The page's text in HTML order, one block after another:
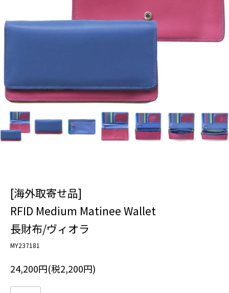
[海外取寄せ品]
RFID Medium Matinee Wallet
長財布/ヴィオラ
MY237181
24,200円(税2,200円)